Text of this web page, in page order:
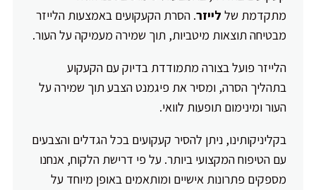
מתקדמת של לייזר. הסרת הקעקועים באמצעות הלייזר
מבטיחה תוצאות מיטביות, תוך שמירה מעמיקה על העור.
הלייזר פועל בצורה מתמודדת בדיוק עם הקעקוע
בתהליך הסרה, ומסיר את פיגמנט הצבע תוך שמירה על
העור ומינימום תופעות לוואי.
בקליניקותינו, ניתן להסיר קעקועים בכל הגדלים והצבעים
עם הטיפוח המקצועי ביותר. על פי דרישת הלקוח, אנחנו
מספקים פתרונות אישיים ומותאמים באופן מיוחד על